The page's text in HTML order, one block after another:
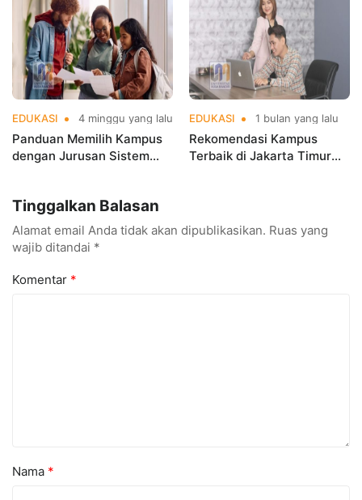
EDUKASI 4 minggu yang lalu
Panduan Memilih Kampus
dengan Jurusan Sistem
EDUKASI 1 bulan yang lalu
Rekomendasi Kampus
Terbaik di Jakarta Timur
Tinggalkan Balasan
Alamat email Anda tidak akan dipublikasikan. Ruas yang
wajib ditandai *
Komentar *
Nama *